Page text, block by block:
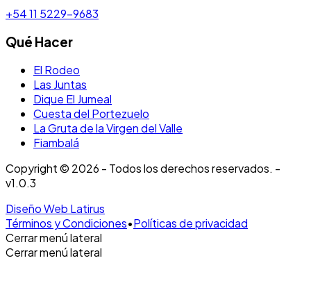
+54 11 5229-9683
Qué Hacer
El Rodeo
Las Juntas
Dique El Jumeal
Cuesta del Portezuelo
La Gruta de la Virgen del Valle
Fiambalá
Copyright © 2026 - Todos los derechos reservados. -
v1.0.3
Diseño Web Latirus
Términos y Condiciones•Políticas de privacidad
Cerrar menú lateral
Cerrar menú lateral